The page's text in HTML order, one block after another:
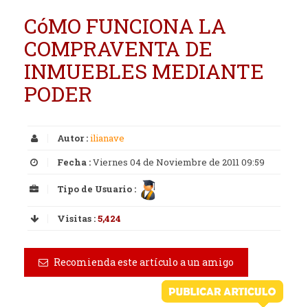
CóMO FUNCIONA LA
COMPRAVENTA DE
INMUEBLES MEDIANTE
PODER
Autor :ilianave
Fecha :Viernes 04 de Noviembre de 2011 09:59
Tipo de Usuario :
Visitas :5,424
Recomienda este artículo a un amigo